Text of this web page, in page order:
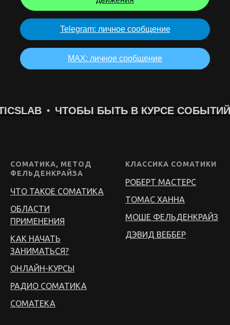
Telegram: личное сообщение
MAX: личное сообщение
ЧТОБЫ БЫТЬ В КУРСЕ СОБЫТИЙ ⟶
СОМАТИКА, МЕТОД
ФЕЛЬДЕНКРАЙЗА
ЧТО ТАКОЕ СОМАТИКА
ОБЛАСТИ
ПРИМЕНЕНИЯ
КАК НАЧАТЬ
ЗАНИМАТЬСЯ?
ОНЛАЙН-КУРСЫ
РАДИО СОМАТИКА
СОМАТЕКА
КЛАССИКА СОМАТИКИ
РОБЕРТ МАСТЕРС
ТОМАС ХАННА
МОШЕ ФЕЛЬДЕНКРАЙЗ
ДЭВИД ВЕББЕР